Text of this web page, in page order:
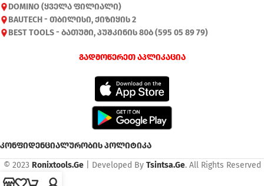
DOMINO (ყველა ფილიალი)
BAUTECH - თბილისი, ქიზიყის 2
BEST TOOLS - ბათუმი, პუშკინის 80ბ (595 05 89 79)
გადმოწერეთ აპლიკაცია
კონფიდენციალურობის პოლიტიკა
© 2023 Ronixtools.Ge| Developed By Tsintsa.Ge. All Rights Reserved